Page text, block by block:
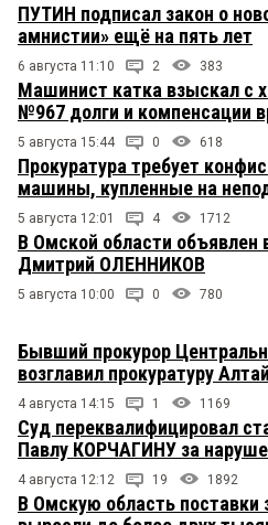
ПУТИН подписал закон о
амнистии» ещё на пять лет
6 августа 11:10 2 383
Машинист катка взыскал с
№967 долги и компенсации
5 августа 15:44 0 618
Прокуратура требует
машины, купленные на
5 августа 12:01 4 1712
В Омской области объявлен
Дмитрий ОЛЕННИКОВ
5 августа 10:00 0 780
Бывший прокурор
возглавил прокуратуру
4 августа 14:15 1 1169
Суд переквалифицировал
Павлу КОРЧАГИНУ за
4 августа 12:12 19 1892
В Омскую область поставки